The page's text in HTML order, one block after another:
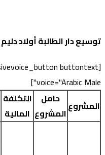
توسيع دار الطالبة أولاد دليم
voice="Arabic Male"]
المشروع حامل
المشروع
التكلفة
المالية